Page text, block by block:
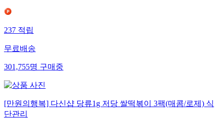
237 적립
무료배송
301,755명 구매중
[만원의행복] 다신샵 당류1g 저당 쌀떡볶이 3팩(매콤/로제) 식
단관리